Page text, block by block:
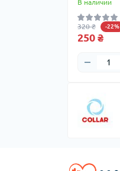
В наличии
320 ₴ -22%
250 ₴